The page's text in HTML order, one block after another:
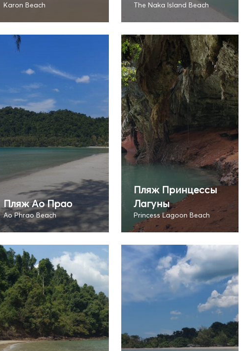
Karon Beach The Naka Island Beach
Пляж Ао Прао
Ao Phrao Beach
Пляж Принцессы
Лагуны
Princess Lagoon Beach